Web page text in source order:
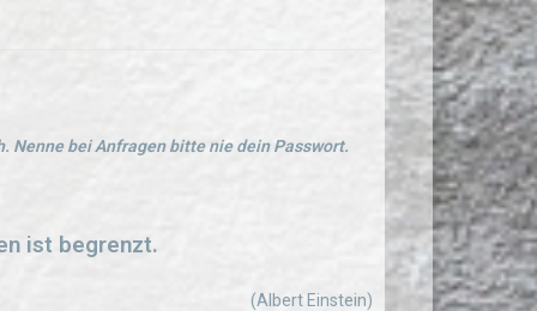
Nenne bei Anfragen bitte nie dein Passwort.
ist begrenzt.
(Albert Einstein)